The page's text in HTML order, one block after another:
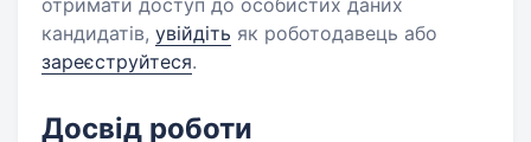
отримати доступ до особистих даних
кандидатів, увійдіть як роботодавець або
зареєструйтеся.
Досвід роботи